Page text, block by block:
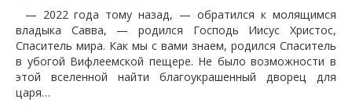
— 2022 года тому назад, — обратился к молящимся
владыка Савва, — родился Господь Иисус Христос,
Спаситель мира. Как мы с вами знаем, родился Спаситель
в убогой Вифлеемской пещере. Не было возможности в
этой вселенной найти благоукрашенный дворец для
царя…